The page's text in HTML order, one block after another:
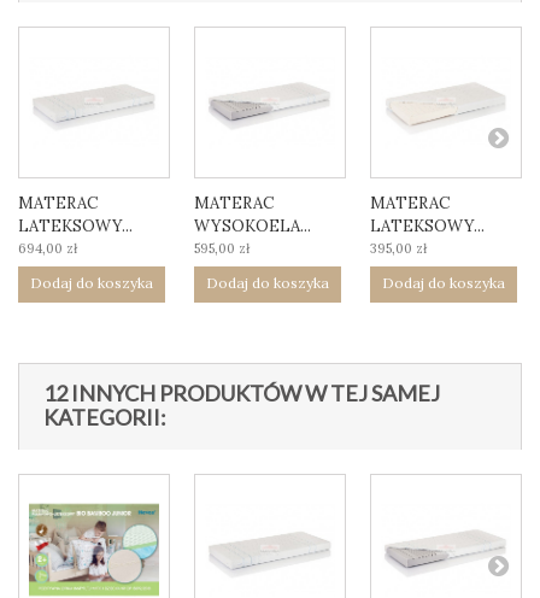
MATERAC
LATEKSOWY...
694,00 zł
Dodaj do koszyka
MATERAC
WYSOKOELA...
595,00 zł
Dodaj do koszyka
MATERAC
LATEKSOWY...
395,00 zł
Dodaj do koszyka
12 INNYCH PRODUKTÓW W TEJ SAMEJ
KATEGORII: